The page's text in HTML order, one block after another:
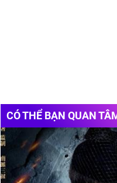
CÓ THỂ BẠN QUAN